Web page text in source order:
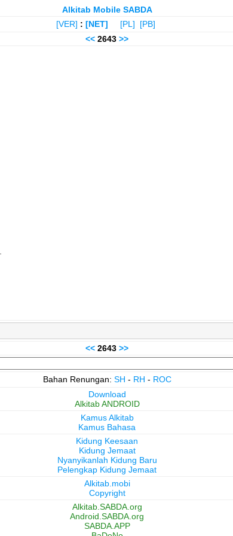
Alkitab Mobile SABDA
[VER] : [NET] [PL]
[PB]
<< 2643 >>
<< 2643 >>
Bahan Renungan: SH - RH - ROC
Download
Alkitab ANDROID
Kamus Alkitab
Kamus Bahasa
Kidung Keesaan
Kidung Jemaat
Nyanyikanlah Kidung Baru
Pelengkap Kidung Jemaat
Alkitab.mobi
Copyright
Alkitab.SABDA.org
Android.SABDA.org
SABDA.APP